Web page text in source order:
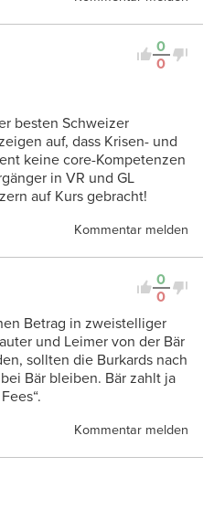
0
0
besten Schweizer
auf, dass Krisen- und
keine core-Kompetenzen
in VR und GL
auf Kurs gebracht!
Kommentar melden
0
0
Betrag in zweistelliger
und Leimer von der Bär
sollten die Burkards nach
Bär bleiben. Bär zahlt ja
Kommentar melden